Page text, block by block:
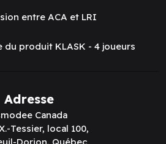
entre ACA et LRI
du produit KLASK - 4 joueurs
Adresse
Canada
Tessier, local 100,